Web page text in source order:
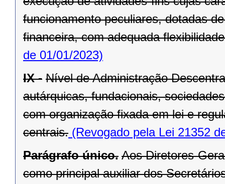
funcionamento peculiares, dotadas
financeira, com adequada
de 01/01/2023)
IX - Nível de Administração
autárquicas, fundacionais,
com organização fixada em lei e
centrais. (Revogado pela Lei 21352
Parágrafo único. Aos Diretores-
como principal auxiliar dos